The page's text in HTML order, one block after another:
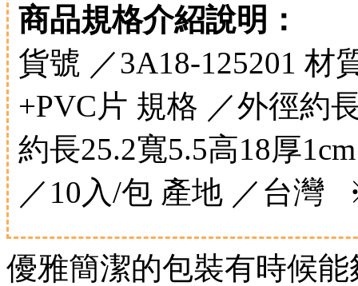
商品規格介紹說明：
貨號 ／3A18-125201 材
+PVC片 規格 ／外徑約
約長25.2寬5.5高18厚
／10入/包 產地 ／台灣
優雅簡潔的包裝有時候